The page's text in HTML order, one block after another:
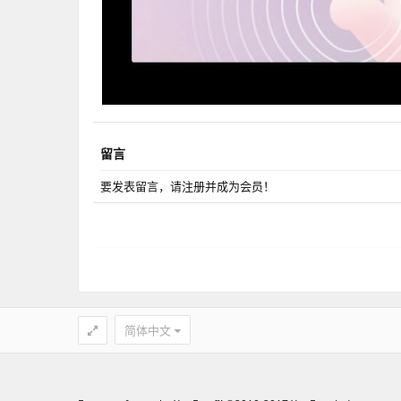
留言
要发表留言，请注册并成为会员！
简体中文